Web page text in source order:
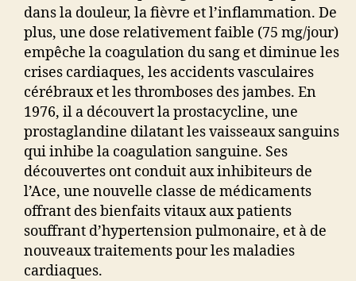
dans la douleur, la fièvre et l’inflammation. De
plus, une dose relativement faible (75 mg/jour)
empêche la coagulation du sang et diminue les
crises cardiaques, les accidents vasculaires
cérébraux et les thromboses des jambes. En
1976, il a découvert la prostacycline, une
prostaglandine dilatant les vaisseaux sanguins
qui inhibe la coagulation sanguine. Ses
découvertes ont conduit aux inhibiteurs de
l’Ace, une nouvelle classe de médicaments
offrant des bienfaits vitaux aux patients
souffrant d’hypertension pulmonaire, et à de
nouveaux traitements pour les maladies
cardiaques.